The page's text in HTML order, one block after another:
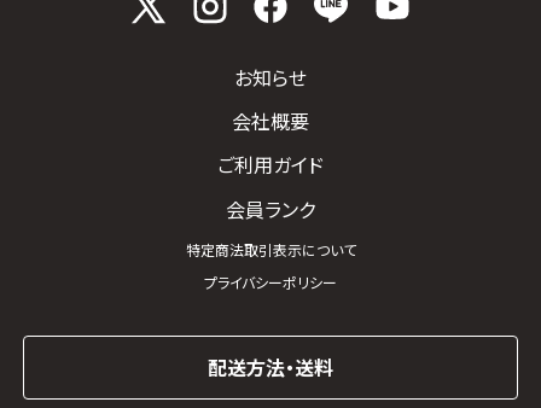
お知らせ
会社概要
ご利用ガイド
会員ランク
特定商法取引表示について
プライバシーポリシー
配送方法・送料